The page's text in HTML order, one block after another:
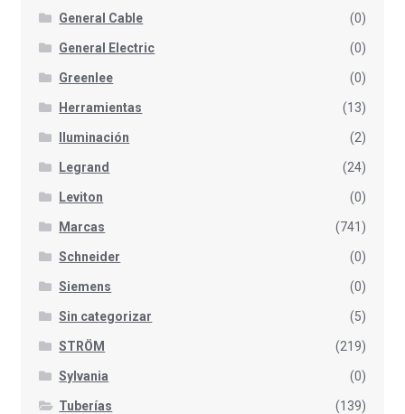
General Cable (0)
General Electric (0)
Greenlee (0)
Herramientas (13)
Iluminación (2)
Legrand (24)
Leviton (0)
Marcas (741)
Schneider (0)
Siemens (0)
Sin categorizar (5)
STRÖM (219)
Sylvania (0)
Tuberías (139)